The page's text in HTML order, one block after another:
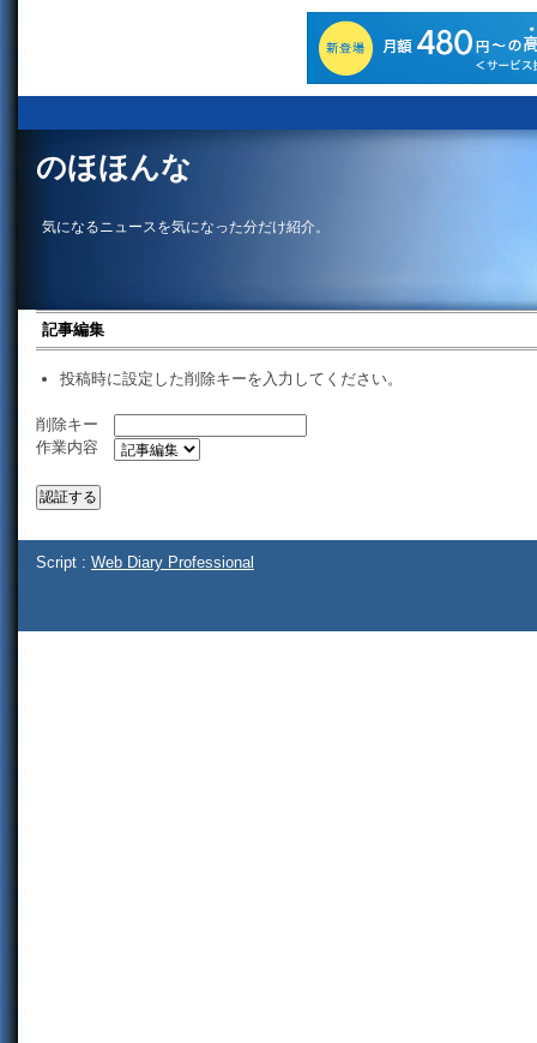
のほほんな
気になるニュースを気になった分だけ紹介。
記事編集
投稿時に設定した削除キーを入力してください。
削除キー
作業内容
Script : Web Diary Professional